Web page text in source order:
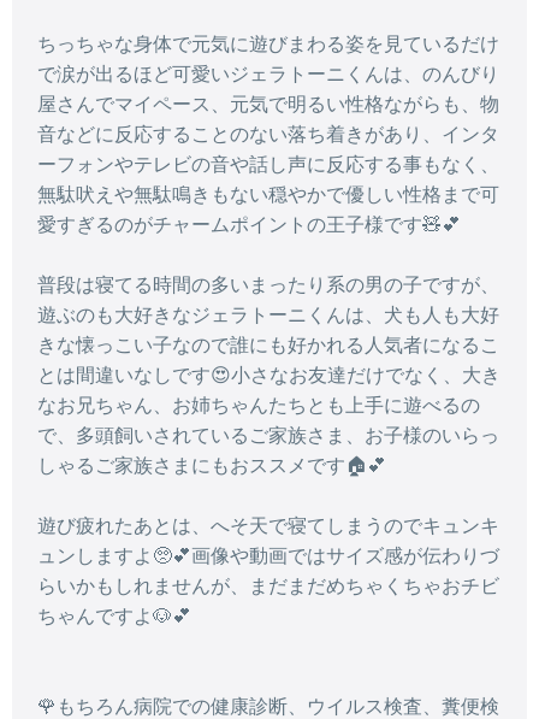
ちっちゃな身体で元気に遊びまわる姿を見ているだけ
で涙が出るほど可愛いジェラトーニくんは、のんびり
屋さんでマイペース、元気で明るい性格ながらも、物
音などに反応することのない落ち着きがあり、インタ
ーフォンやテレビの音や話し声に反応する事もなく、
無駄吠えや無駄鳴きもない穏やかで優しい性格まで可
愛すぎるのがチャームポイントの王子様です🧸💕
普段は寝てる時間の多いまったり系の男の子ですが、
遊ぶのも大好きなジェラトーニくんは、犬も人も大好
きな懐っこい子なので誰にも好かれる人気者になるこ
とは間違いなしです😍小さなお友達だけでなく、大き
なお兄ちゃん、お姉ちゃんたちとも上手に遊べるの
で、多頭飼いされているご家族さま、お子様のいらっ
しゃるご家族さまにもおススメです🏠💕
遊び疲れたあとは、へそ天で寝てしまうのでキュンキ
ュンしますよ🥺💕画像や動画ではサイズ感が伝わりづ
らいかもしれませんが、まだまだめちゃくちゃおチビ
ちゃんですよ🐶💕
🌹もちろん病院での健康診断、ウイルス検査、糞便検